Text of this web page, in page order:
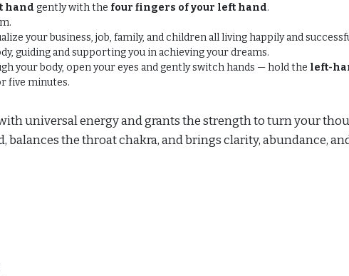
hand gently with the four fingers of your left hand.
your business, job, family, and children all living happily and
guiding and supporting you in achieving your dreams.
your body, open your eyes and gently switch hands — hold the left-
five minutes.
universal energy and grants the strength to turn your
the throat chakra, and brings clarity, abundance,